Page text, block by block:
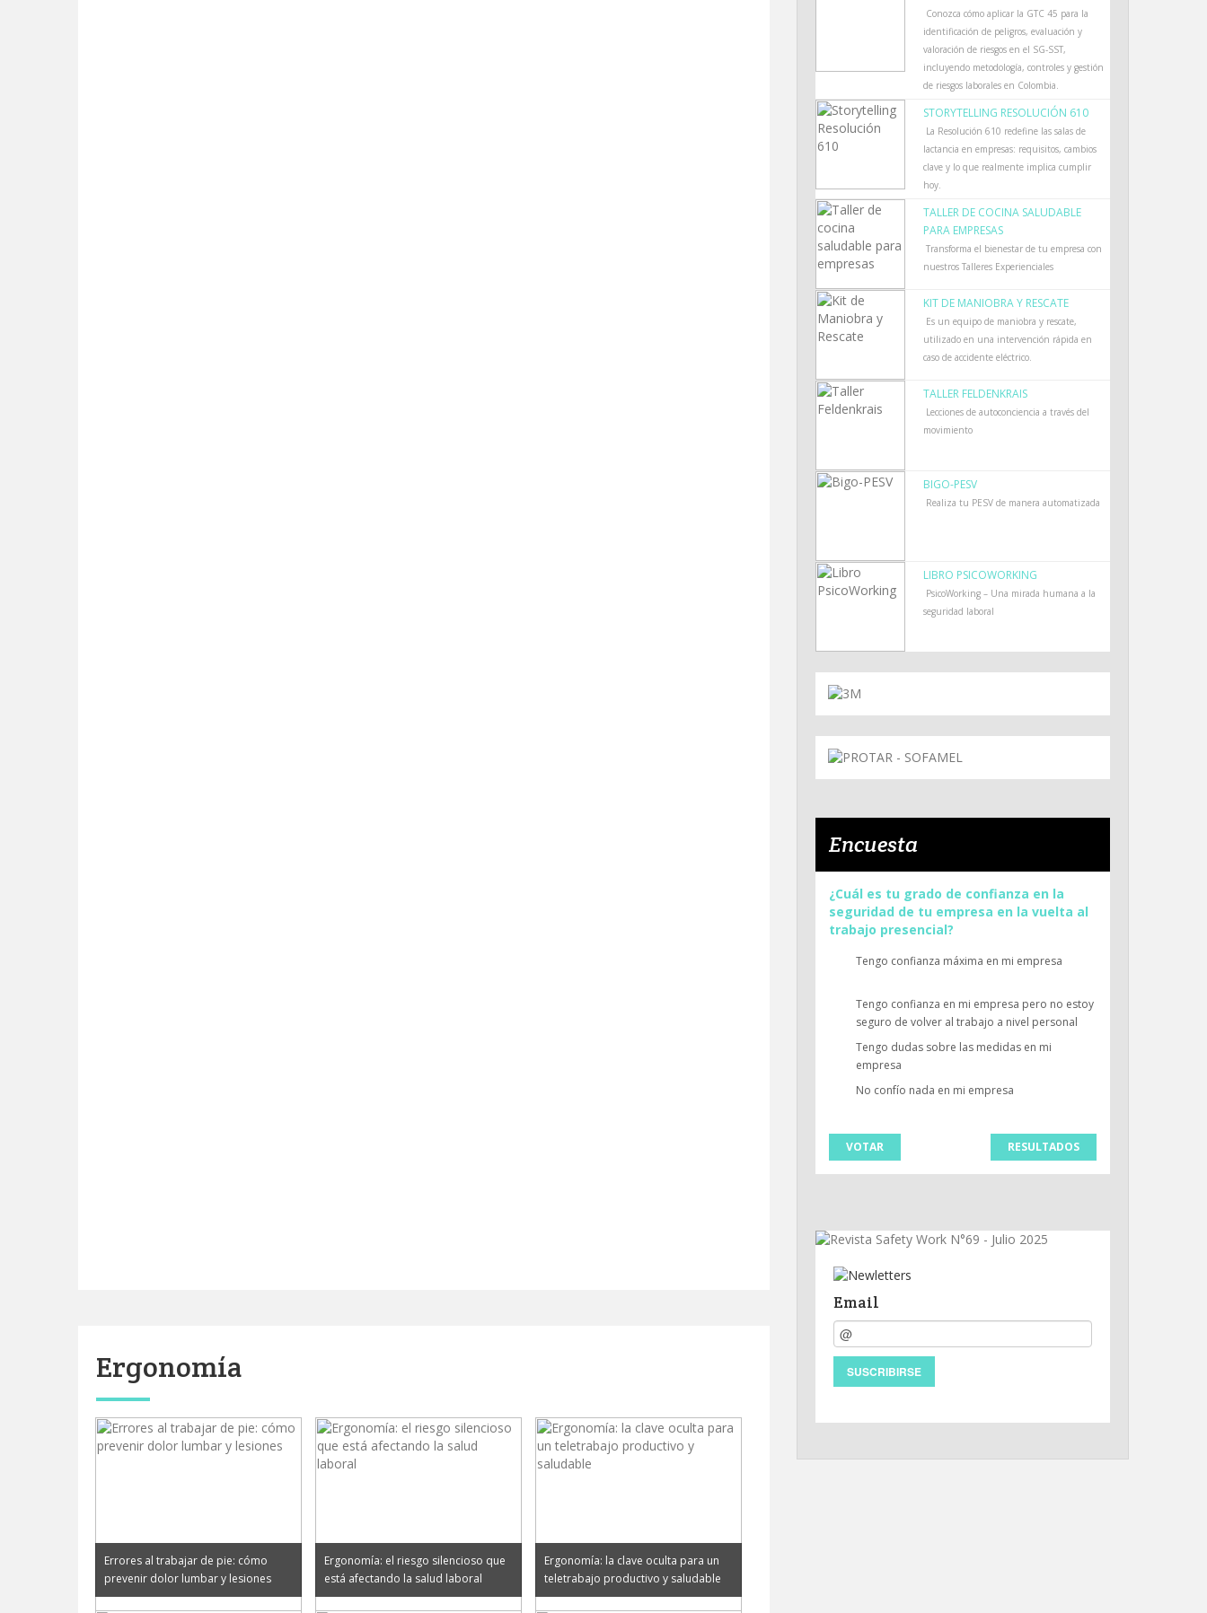
Ergonomía
Errores al trabajar de pie: cómo
prevenir dolor lumbar y lesiones
Ergonomía: el riesgo silencioso que
está afectando la salud laboral
Ergonomía: la clave oculta para un
teletrabajo productivo y saludable
Conozca cómo aplicar la GTC 45 para la
identificación de peligros, evaluación y
valoración de riesgos en el SG-SST,
incluyendo metodología, controles y gestión
de riesgos laborales en Colombia.
STORYTELLING RESOLUCIÓN 610
La Resolución 610 redefine las salas de
lactancia en empresas: requisitos, cambios
clave y lo que realmente implica cumplir
hoy.
TALLER DE COCINA SALUDABLE
PARA EMPRESAS
Transforma el bienestar de tu empresa con
nuestros Talleres Experienciales
KIT DE MANIOBRA Y RESCATE
Es un equipo de maniobra y rescate,
utilizado en una intervención rápida en
caso de accidente eléctrico.
TALLER FELDENKRAIS
Lecciones de autoconciencia a través del
movimiento
BIGO-PESV
Realiza tu PESV de manera automatizada
LIBRO PSICOWORKING
PsicoWorking – Una mirada humana a la
seguridad laboral
Encuesta
¿Cuál es tu grado de confianza en la
seguridad de tu empresa en la vuelta al
trabajo presencial?
Tengo confianza máxima en mi empresa
Tengo confianza en mi empresa pero no estoy
seguro de volver al trabajo a nivel personal
Tengo dudas sobre las medidas en mi
empresa
No confío nada en mi empresa
VOTAR RESULTADOS
Email
SUSCRIBIRSE